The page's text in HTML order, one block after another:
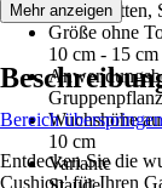
Halbschatten,
Größe ohne
10 cm - 15 cm
Wuchshöhe
10 cm
Variante
Mehr anzeigen
Bereich überspringen
Entdecken Sie die
Cushion' für Ihren